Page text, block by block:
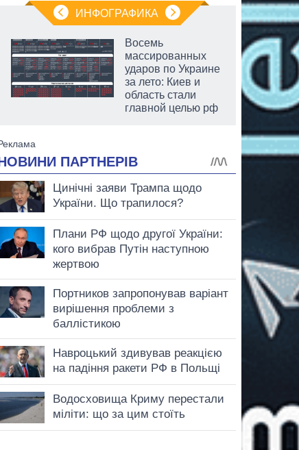
ИНФОГРАФИКА
Восемь
массированных
ударов по Украине
за лето: Киев и
область стали
главной целью рф